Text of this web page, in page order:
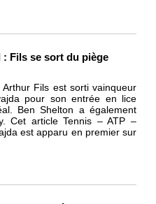
: Fils se sort du piège
Fils est sorti vainqueur
pour son entrée en lice
Ben Shelton a également
Cet article Tennis – ATP –
est apparu en premier sur